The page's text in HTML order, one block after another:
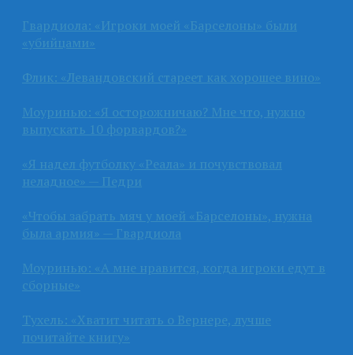
Гвардиола: «Игроки моей «Барселоны» были
«убийцами»
Флик: «Левандовский стареет как хорошее вино»
Моуринью: «Я осторожничаю? Мне что, нужно
выпускать 10 форвардов?»
«Я надел футболку «Реала» и почувствовал
неладное» — Педри
«Чтобы забрать мяч у моей «Барселоны», нужна
была армия» — Гвардиола
Моуринью: «А мне нравится, когда игроки едут в
сборные»
Тухель: «Хватит читать о Вернере, лучше
почитайте книгу»